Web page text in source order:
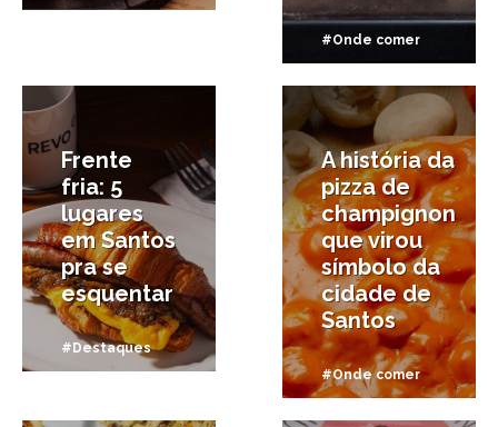
#Onde comer
Frente
fria: 5
lugares
em Santos
pra se
esquentar
#Destaques
15/04/2026
A história da
pizza de
champignon
que virou
símbolo da
cidade de
Santos
#Onde comer
9/03/2026